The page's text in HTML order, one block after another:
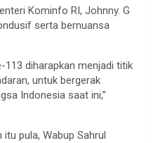
Kominfo RI, Johnny. G
serta bernuansa
113 diharapkan menjadi titik
untuk bergerak
Indonesia saat ini,”
pula, Wabup Sahrul